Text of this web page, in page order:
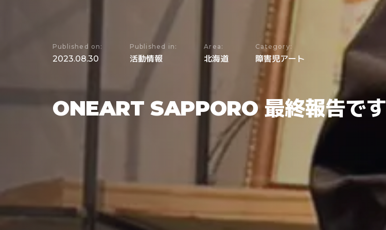
Published on:
2023.08.30
Published in:
活動情報
Area:
北海道
Category:
障害児アート
ONEART SAPPORO 最終報告です